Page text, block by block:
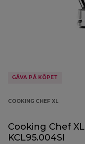
GÅVA PÅ KÖPET
COOKING CHEF XL
Cooking Chef XL
KCL95.004SI